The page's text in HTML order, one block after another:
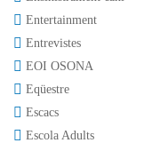
Entertainment
Entrevistes
EOI OSONA
Eqüestre
Escacs
Escola Adults